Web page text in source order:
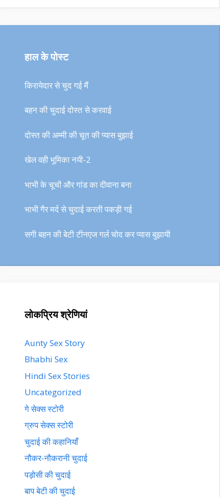
हाल के पोस्ट
किरायेदार से चुद गई मैं
बहन की चुदाई दोस्त से करवाई
दोस्त की अम्मी की चूत की प्यास बुझाई
खेल वही भूमिका नयी-2
भाभी के चूचों और गांड का दीवाना बना
भाभी गैर मर्द से चुदाई करती पकड़ी गई
सगी बहन की बेटी टीनएज गर्ल चोद कर प्यास बुझायी
लोकप्रिय श्रेणियां
Aunty Sex Story
Bhabhi Sex
Hindi Sex Stories
Uncategorized
गे सेक्स स्टोरी
ग्रुप सेक्स स्टोरी
चुदाई की कहानियाँ
नौकर-नौकरानी चुदाई
पड़ोसी की चुदाई
बाप बेटी की चुदाई